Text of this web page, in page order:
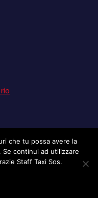
by Taxi Sos
che tu possa avere la
continui ad utilizzare
Staff Taxi Sos.